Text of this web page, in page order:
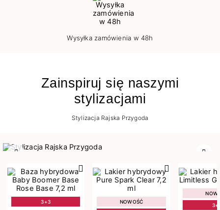
Wysyłka zamówienia w 48h
Zainspiruj się naszymi
stylizacjami
Stylizacja Rajska Przygoda
3+3
NOWOŚĆ